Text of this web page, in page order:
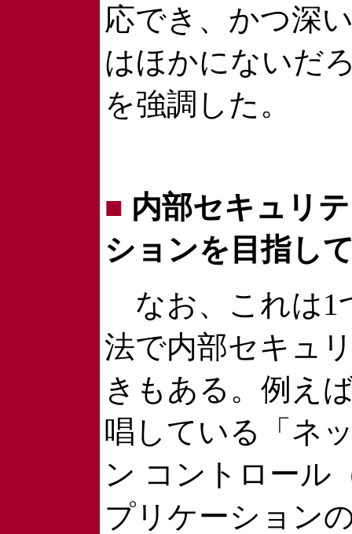
応でき、かつ深
はほかにないだ
を強調した。
■ 内部セキュリ
ションを目指し
なお、これは1
法で内部セキュ
きもある。例え
唱している「ネ
ン コントロール
プリケーション